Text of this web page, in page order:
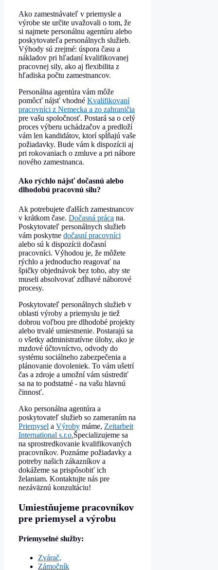
Ako zamestnávateľ v priemysle a
výrobe ste určite uvažovali o tom, že
si najmete personálnu agentúru alebo
poskytovateľa personálnych služieb.
Výhody sú zrejmé: úspora času a
nákladov pri hľadaní kvalifikovanej
pracovnej sily, ako aj flexibilita z
hľadiska počtu zamestnancov.
Personálna agentúra vám môže
pomôcť nájsť vhodné Kvalifikovaní
pracovníci z Nemecka a zo zahraničia
pre vašu spoločnosť. Postará sa o celý
proces výberu uchádzačov a predloží
vám len kandidátov, ktorí spĺňajú vaše
požiadavky. Bude vám k dispozícii aj
pri rokovaniach o zmluve a pri nábore
nového zamestnanca.
Ako rýchlo nájsť dočasnú alebo
dlhodobú pracovnú silu?
Ak potrebujete ďalších zamestnancov
v krátkom čase. Dočasná práca na.
Poskytovateľ personálnych služieb
vám poskytne dočasní pracovníci
alebo sú k dispozícii dočasní
pracovníci. Výhodou je, že môžete
rýchlo a jednoducho reagovať na
špičky objednávok bez toho, aby ste
museli absolvovať zdĺhavé náborové
procesy.
Poskytovateľ personálnych služieb v
oblasti výroby a priemyslu je tiež
dobrou voľbou pre dlhodobé projekty
alebo trvalé umiestnenie. Postarajú sa
o všetky administratívne úlohy, ako je
mzdové účtovníctvo, odvody do
systému sociálneho zabezpečenia a
plánovanie dovoleniek. To vám ušetrí
čas a zdroje a umožní vám sústrediť
sa na to podstatné - na vašu hlavnú
činnosť.
Ako personálna agentúra a
poskytovateľ služieb so zameraním na
Priemysel a Výroby máme, Zeitarbeit
International s.r.o.Špecializujeme sa
na sprostredkovanie kvalifikovaných
pracovníkov. Poznáme požiadavky a
potreby našich zákazníkov a
dokážeme sa prispôsobiť ich
želaniam. Kontaktujte nás pre
nezáväznú konzultáciu!
Umiestňujeme pracovníkov
pre priemysel a výrobu
Priemyselné služby:
Zvárač,
Zámočník